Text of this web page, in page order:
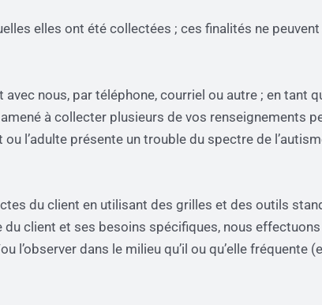
elles ont été collectées ; ces finalités ne
nous, par téléphone, courriel ou autre ; en tant
à collecter plusieurs de vos renseignements
l’adulte présente un trouble du spectre de
du client en utilisant des grilles et des outils
du client et ses besoins spécifiques, nous
dans le milieu qu’il ou qu’elle fréquente